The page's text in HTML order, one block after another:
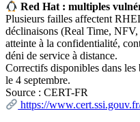
Red Hat : multiples
Plusieurs failles affectent
déclinaisons (Real Time,
atteinte à la confidentialité,
déni de service à distance.
Correctifs disponibles dans
le 4 septembre.
Source : CERT-FR
https://